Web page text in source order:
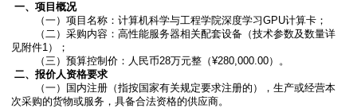
一、项目概况
（一）项目名称：计算机科学与工程学院深度学习GPU计算卡；
（二）采购内容：高性能服务器相关配套设备（技术参数及数量详
见附件1）；
（三）预算控制价：人民币28万元整（¥280,000.00）。
二、报价人资格要求
（一）国内注册（指按国家有关规定要求注册的），生产或经营本
次采购的货物或服务，具备合法资格的供应商。